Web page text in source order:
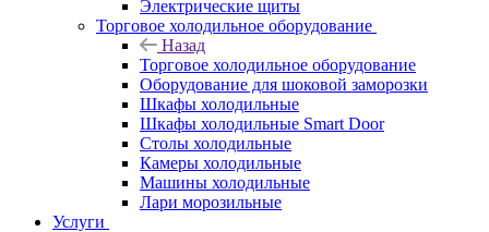
Электрические щиты
Торговое холодильное оборудование
Назад
Торговое холодильное оборудование
Оборудование для шоковой заморозки
Шкафы холодильные
Шкафы холодильные Smart Door
Столы холодильные
Камеры холодильные
Машины холодильные
Лари морозильные
Услуги